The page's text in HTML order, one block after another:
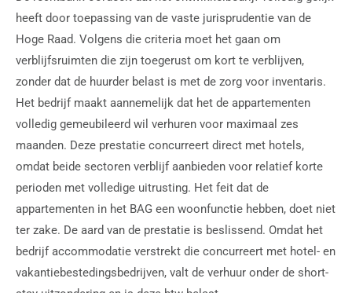
heeft door toepassing van de vaste jurisprudentie van de
Hoge Raad. Volgens die criteria moet het gaan om
verblijfsruimten die zijn toegerust om kort te verblijven,
zonder dat de huurder belast is met de zorg voor inventaris.
Het bedrijf maakt aannemelijk dat het de appartementen
volledig gemeubileerd wil verhuren voor maximaal zes
maanden. Deze prestatie concurreert direct met hotels,
omdat beide sectoren verblijf aanbieden voor relatief korte
perioden met volledige uitrusting. Het feit dat de
appartementen in het BAG een woonfunctie hebben, doet niet
ter zake. De aard van de prestatie is beslissend. Omdat het
bedrijf accommodatie verstrekt die concurreert met hotel- en
vakantiebestedingsbedrijven, valt de verhuur onder de short-